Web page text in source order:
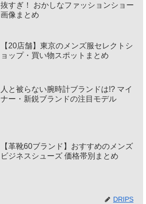
抜すぎ！ おかしなファッションショー
画像まとめ
【20店舗】東京のメンズ服セレクトシ
ョップ・買い物スポットまとめ
人と被らない腕時計ブランドは!? マイ
ナー・新鋭ブランドの注目モデル
【革靴60ブランド】おすすめのメンズ
ビジネスシューズ 価格帯別まとめ
DRIPS